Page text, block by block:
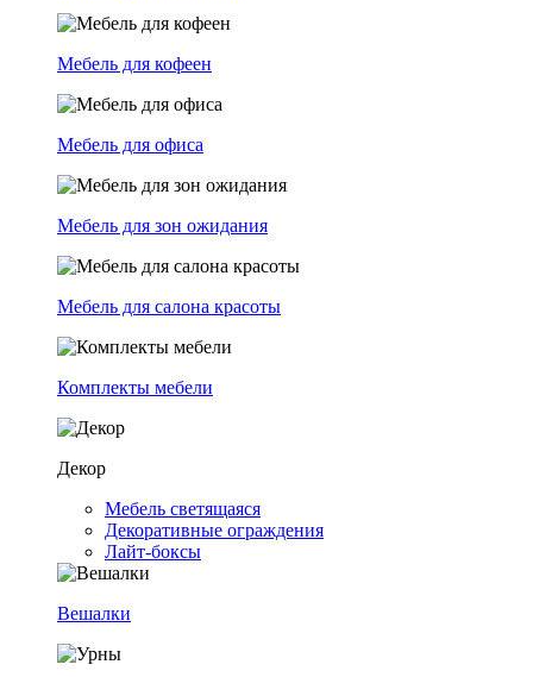
Мебель для кофеен
Мебель для офиса
Мебель для зон ожидания
Мебель для салона красоты
Комплекты мебели
Декор
Мебель светящаяся
Декоративные ограждения
Лайт-боксы
Вешалки